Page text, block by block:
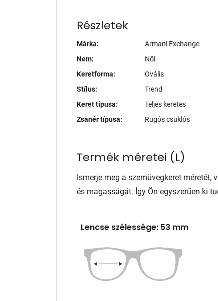
Részletek
Márka:
Armani Exchange
Nem:
Női
Keretforma:
Ovális
Stílus:
Trend
Keret típusa:
Teljes keretes
Zsanér típusa:
Rugós csuklós
Termék méretei (L)
Ismerje meg a szemüvegkeret méretét,
és magasságát. Így Ön egyszerűen ki
Lencse szélessége: 53 mm